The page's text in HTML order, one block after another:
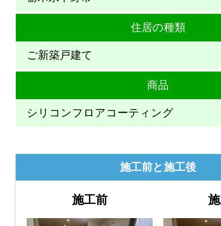
住居の種類
ご新築戸建て
商品
シリコンフロアコーティング
施工前と施工後
施工前